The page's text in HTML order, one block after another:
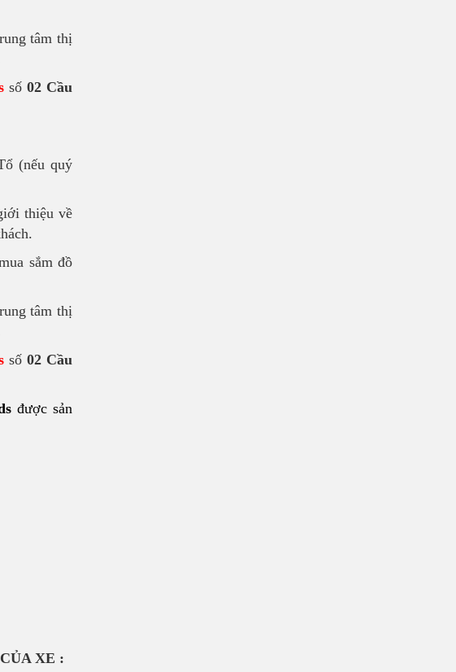
tâm thị
số02 Cầu
(nếu quý
thiệu về
sắm đồ
tâm thị
số02 Cầu
được sản
XE :